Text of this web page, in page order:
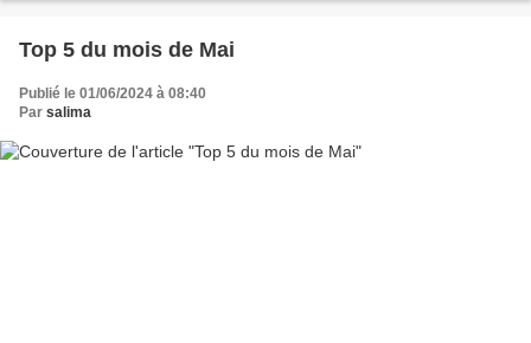
Top 5 du mois de Mai
Publié le 01/06/2024 à 08:40
Par salima